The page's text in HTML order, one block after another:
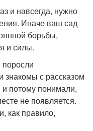
и навсегда, нужно
Иначе ваш сад
борьбы,
и силы.
знакомы с рассказом
и потому понимали,
не появляется.
как правило,